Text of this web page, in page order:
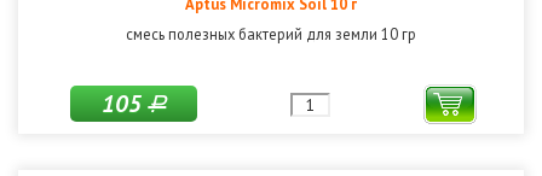
смесь полезных бактерий для земли 10 гр
105Р